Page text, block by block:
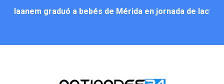
Iaanem graduó a bebés de Mérida en jornada de
Alcalde Nelson Álvarez llevó jornada recreativa a la